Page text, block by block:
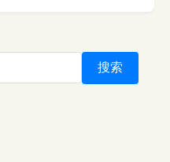
搜索